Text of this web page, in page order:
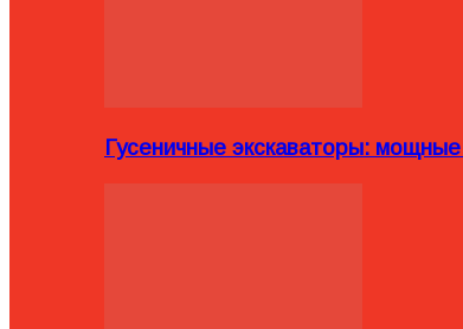
Гусеничные экскаваторы: